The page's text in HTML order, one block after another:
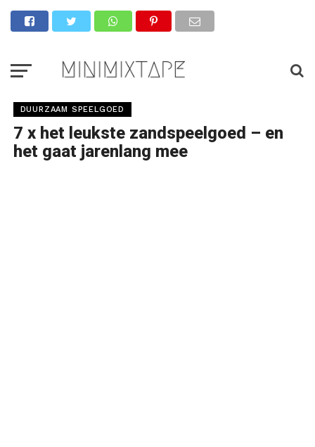
DUURZAAM SPEELGOED
7 x het leukste zandspeelgoed – en
het gaat jarenlang mee